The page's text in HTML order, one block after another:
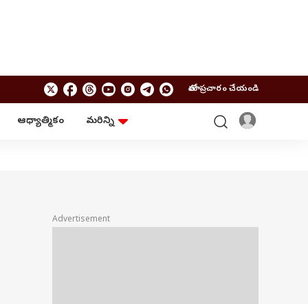
మాతో ప్రచారం చేయండి
ఆధ్యాత్మికం
మరిన్ని
నెల్లూరు
ఆధ్యాత్మికం
Advertisement